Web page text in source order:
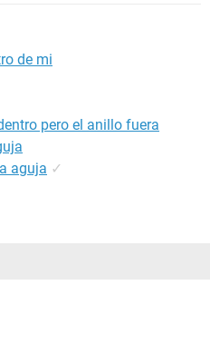
de mi
pero el anillo fuera
aguja ✓